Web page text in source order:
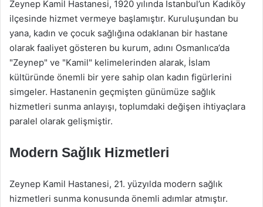
Zeynep Kamil Hastanesi, 1920 yılında İstanbul’un Kadıköy
ilçesinde hizmet vermeye başlamıştır. Kuruluşundan bu
yana, kadın ve çocuk sağlığına odaklanan bir hastane
olarak faaliyet gösteren bu kurum, adını Osmanlıca’da
"Zeynep" ve "Kamil" kelimelerinden alarak, İslam
kültüründe önemli bir yere sahip olan kadın figürlerini
simgeler. Hastanenin geçmişten günümüze sağlık
hizmetleri sunma anlayışı, toplumdaki değişen ihtiyaçlara
paralel olarak gelişmiştir.
Modern Sağlık Hizmetleri
Zeynep Kamil Hastanesi, 21. yüzyılda modern sağlık
hizmetleri sunma konusunda önemli adımlar atmıştır.